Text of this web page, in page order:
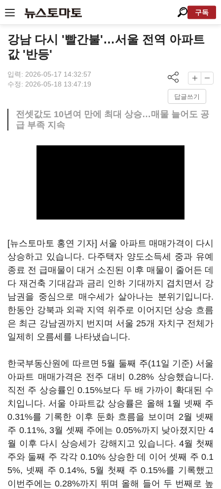
구독
강남 다시 '빨간불'…서울 전역 아파트
값 '반등'
입력: 2026-05-17 14:32:57
수정: 2026-05-18 13:47:19
답글쓰기
전셋값도 10년여 만에 최대 상승…매물 늘어도 공
급 부족 지속
[뉴스토마토 홍연 기자] 서울 아파트 매매가격이 다시
상승하고 있습니다. 다주택자 양도소득세 중과 유예
종료 전 급매물이 대거 소진된 이후 매물이 줄어든 데
다 재건축 기대감과 금리 인하 기대까지 겹치면서 강
남권을 중심으로 매수세가 살아나는 분위기입니다.
한동안 강북과 외곽 지역 위주로 이어지던 상승 흐름
은 최근 강남권까지 번지며 서울 25개 자치구 전체가
일제히 오름세를 나타냈습니다.
한국부동산원에 따르면 5월 둘째 주(11일 기준) 서울
아파트 매매가격은 전주 대비 0.28% 상승했습니다.
직전 주 상승률인 0.15%보다 두 배 가까이 확대된 수
치입니다. 서울 아파트값 상승률은 올해 1월 넷째 주
0.31%를 기록한 이후 둔화 흐름을 보이며 2월 넷째
주 0.11%, 3월 셋째 주에는 0.05%까지 낮아졌지만 4
월 이후 다시 상승세가 강해지고 있습니다. 4월 첫째
주와 둘째 주 각각 0.10% 상승한 데 이어 셋째 주 0.1
5%, 넷째 주 0.14%, 5월 첫째 주 0.15%를 기록했고
이번주에는 0.28%까지 뛰며 올해 들어 두 번째로 높